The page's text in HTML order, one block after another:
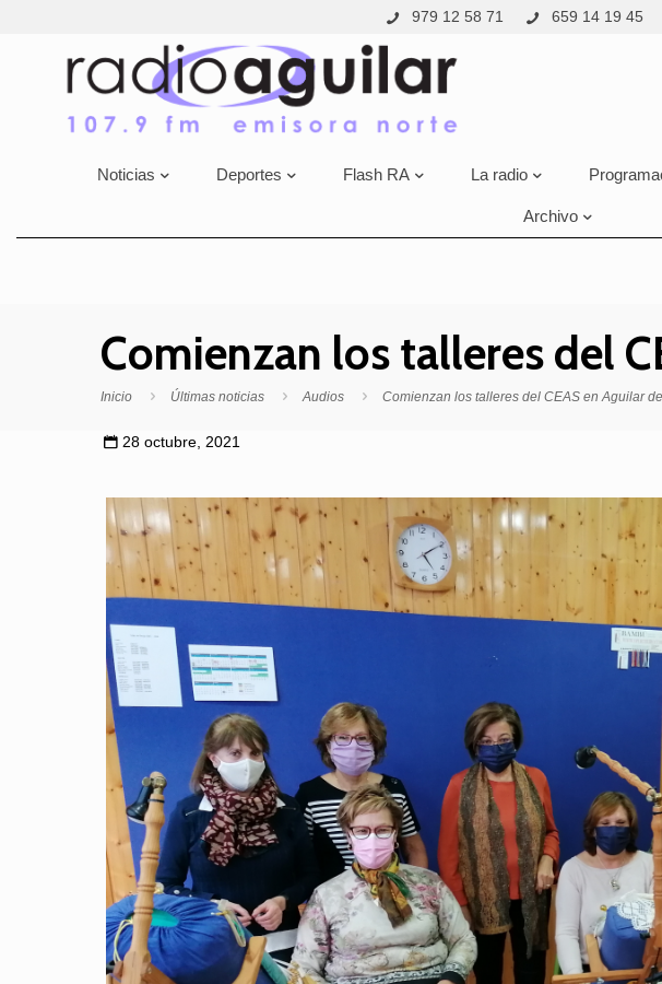
979 12 58 71 659 14 19 45
Noticias Deportes Flash RA La radio
Archivo
Comienzan los talleres del
Inicio Últimas noticias Audios Comienzan los talleres del CEAS en Aguilar
28 octubre, 2021